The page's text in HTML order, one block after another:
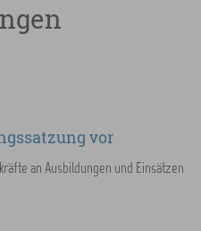
vor
an Ausbildungen und Einsätzen